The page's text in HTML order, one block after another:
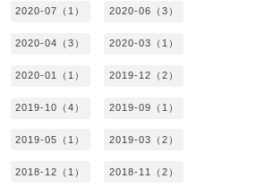
2020-07（1） 2020-06（3）
2020-04（3） 2020-03（1）
2020-01（1） 2019-12（2）
2019-10（4） 2019-09（1）
2019-05（1） 2019-03（2）
2018-12（1） 2018-11（2）